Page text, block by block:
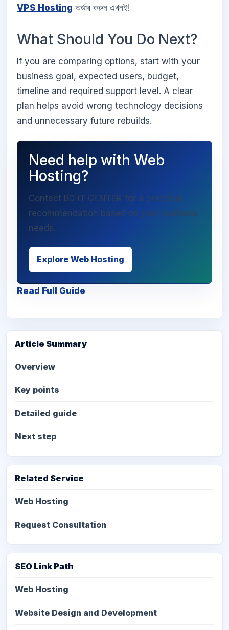
VPS Hosting অর্ডার করুন এখনই!
What Should You Do Next?
If you are comparing options, start with your
business goal, expected users, budget,
timeline and required support level. A clear
plan helps avoid wrong technology decisions
and unnecessary future rebuilds.
Need help with Web
Hosting?
Contact BD IT CENTER for a practical
recommendation based on your business
needs.
Explore Web Hosting
Read Full Guide
Article Summary
Overview
Key points
Detailed guide
Next step
Related Service
Web Hosting
Request Consultation
SEO Link Path
Web Hosting
Website Design and Development